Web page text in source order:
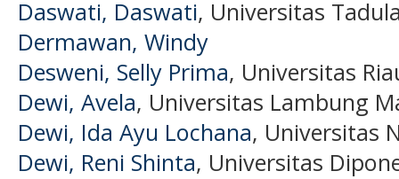
Daswati, Daswati, Universitas
Dermawan, Windy
Desweni, Selly Prima, Universitas
Dewi, Avela, Universitas Lambung
Dewi, Ida Ayu Lochana, Universitas
Dewi, Reni Shinta, Universitas